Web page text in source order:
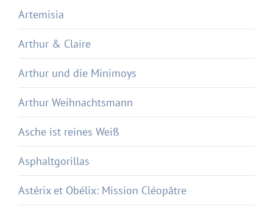
Artemisia
Arthur & Claire
Arthur und die Minimoys
Arthur Weihnachtsmann
Asche ist reines Weiß
Asphaltgorillas
Astérix et Obélix: Mission Cléopâtre